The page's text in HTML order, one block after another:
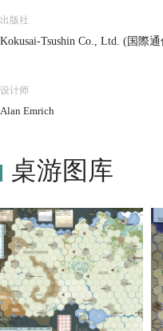
出版社
Kokusai-Tsushin Co., Ltd. (国際
设计师
Alan Emrich
桌游图库